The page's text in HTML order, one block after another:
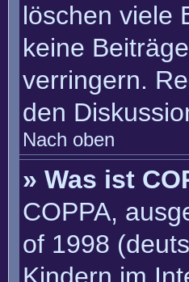
löschen viele
keine
verringern.
den
Nach oben
» Was ist
COPPA,
of 1998